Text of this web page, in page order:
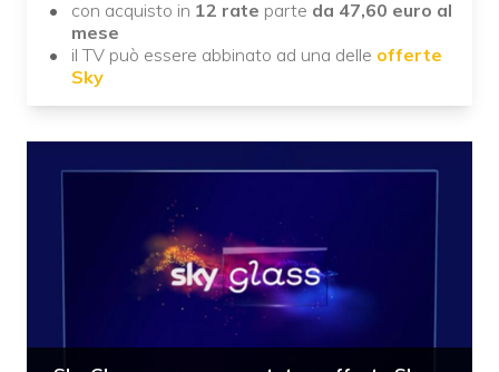
con acquisto in 12 rate parte da 47,60 euro al
mese
il TV può essere abbinato ad una delle offerte
Sky